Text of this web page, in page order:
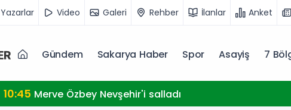
Yazarlar Video Galeri Rehber İlanlar Anket
Gündem Sakarya Haber Spor Asayiş 7
10:45 Merve Özbey Nevşehir'i salladı